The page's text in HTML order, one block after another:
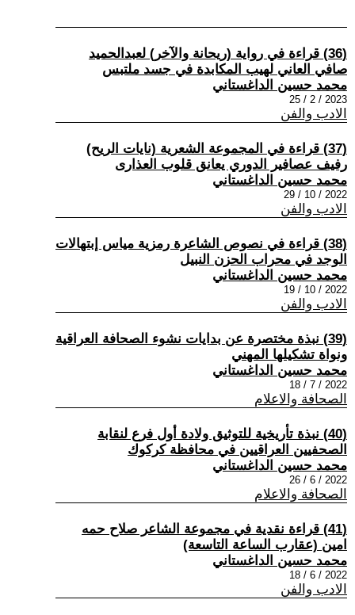
(36) قراءة في رواية (ريحانة والآخر) لعبدالحميد
صافي العاني لهيب المكابدة في جسد ملتبس
محمد حسين الداغستاني
2023 / 2 / 25
الادب والفن
(37) قراءة في المجموعة الشعرية (نايات الريح)
رفيف عصافير الدوري يعانق قلوب العذارى
محمد حسين الداغستاني
2022 / 10 / 29
الادب والفن
(38) قراءة في نصوص الشاعرة رمزية مياس إبتهالات
الوجد في محراب الحزن النبيل
محمد حسين الداغستاني
2022 / 10 / 19
الادب والفن
(39) نبذة مختصرة عن بدايات نشوء الصحافة العراقية
ونواة تشكيلها المهني
محمد حسين الداغستاني
2022 / 7 / 18
الصحافة والاعلام
(40) نبذة تأريخية للتوثيق ولادة أول فرع لنقابة
الصحفيين العراقيين في محافظة كركوك
محمد حسين الداغستاني
2022 / 6 / 26
الصحافة والاعلام
(41) قراءة نقدية في مجموعة الشاعر صلاح حمه
امين (عقارب الساعة التاسعة)
محمد حسين الداغستاني
2022 / 6 / 18
الادب والفن